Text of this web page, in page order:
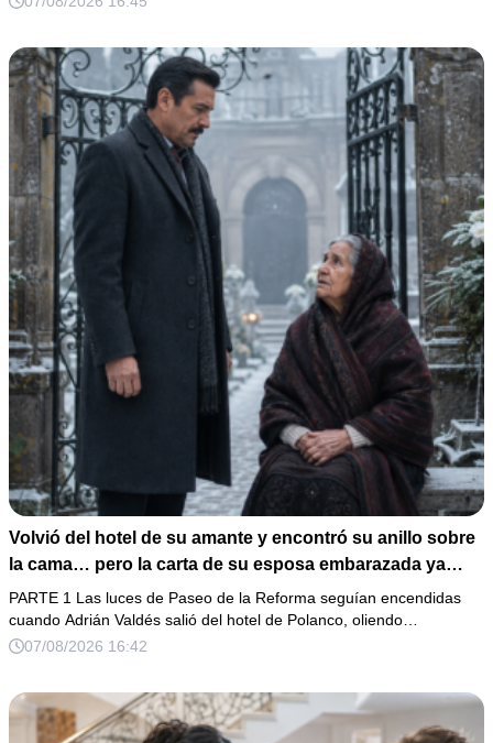
Volvió del hotel de su amante y encontró su anillo sobre
la cama… pero la carta de su esposa embarazada ya
había puesto en marcha su ruina
PARTE 1 Las luces de Paseo de la Reforma seguían encendidas
cuando Adrián Valdés salió del hotel de Polanco, oliendo…
07/08/2026 16:42